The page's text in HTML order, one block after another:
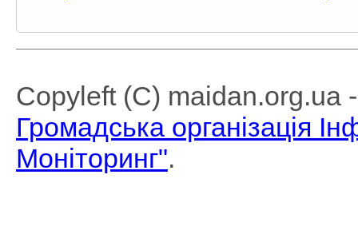
Copyleft (C) maidan.org.ua
Громадська організація
Моніторинг".